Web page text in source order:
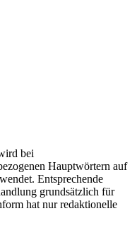
bei
Hauptwörtern auf
Entsprechende
grundsätzlich für
hat nur redaktionelle